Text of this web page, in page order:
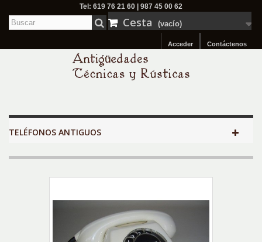
Tel: 619 76 21 60 | 987 45 00 62
Cesta (vacío)
Contáctenos
Acceder
TELÉFONOS ANTIGUOS